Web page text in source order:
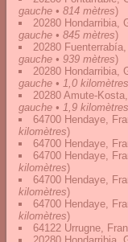
gauche • 814 mètres)
20280 Hondarribia,
gauche • 845 mètres)
20280
gauche • 939 mètres)
20280 Hondarribia,
gauche • 1,0 kilomètres
20280 Amute-
gauche • 1,9 kilomètres
64700 Hendaye,
kilomètres)
64700 Hendaye,
64700 Hendaye,
kilomètres)
64700 Hendaye,
kilomètres)
64700 Hendaye,
kilomètres)
64122 Urrugne,